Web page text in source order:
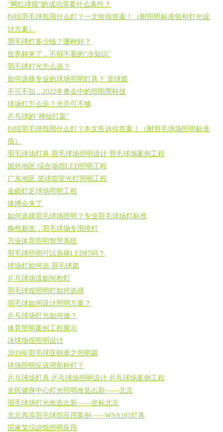
“网红球馆”的成功需要什么条件？
纠结羽毛球馆用什么灯？一文给你答案！（附照明标准值和灯光设
计方案）
羽毛球灯多少钱？哪种好？
世界杯来了，不得不看的“冷知识”
羽毛球灯光怎么选？
如何选择专业的球场照明灯具？ 篮球篇
不可不知，2022冬奥会中的照明黑科技
球场灯怎么选？光亮可不够
乒乓球的“神仙打架”
纠结羽毛球馆用什么灯？本文告诉你答案！（附羽毛球场照明标准
值）
羽毛球场灯具 羽毛球场照明设计 羽毛球场案例工程
国外地区.综合场馆LED照明工程
广东地区.篮球馆荧光灯照明工程
金卤灯足球场照明工程
体博会来了
如何选择羽毛球场照明？专业羽毛球场灯标准
焕然新生，羽毛球场专用排灯
万业体育照明智慧系统
羽毛球照明可以选择LED灯吗？
球场灯如何选 羽毛球篇
乒乓球场该如何布灯
羽毛球馆照明灯如何选择
羽毛球如何设计照明方案？
乒乓球场灯光如何做？
体育照明案例工程展示
冰球场馆照明设计
2019年羽毛球亚锦赛之照明篇
球场照明应该用那种灯？
乒乓球场灯具 乒乓球场照明设计 乒乓球场案例工程
全民健身中心灯光照明改造出新——北京
羽毛球场灯光改造出新——坐标北京
北京再添羽毛球馆应用案例——WSA101灯具
国家某综训馆照明应用